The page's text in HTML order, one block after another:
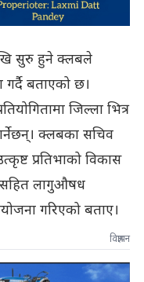
सुरु हुने क्लबले
बताएको छ।
जिल्ला भित्र
क्लबका सचिव
प्रतिभाको विकास
लागुऔषध
गरिएको बताए।
विज्ञापन